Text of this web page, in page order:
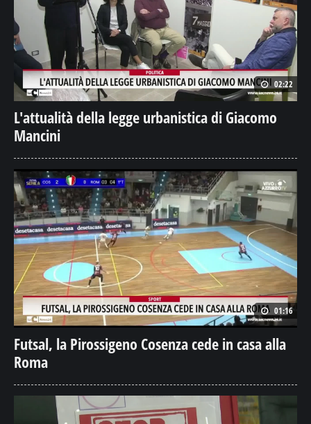
02:22
L'attualità della legge urbanistica di Giacomo
Mancini
01:16
Futsal, la Pirossigeno Cosenza cede in casa alla
Roma